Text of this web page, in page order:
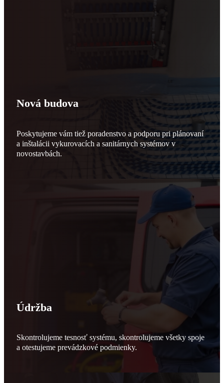
Nová budova
Poskytujeme vám tiež poradenstvo a podporu pri plánovaní
a inštalácii vykurovacích a sanitárnych systémov v
novostavbách.
Údržba
Skontrolujeme tesnosť systému, skontrolujeme všetky spoje
a otestujeme prevádzkové podmienky.